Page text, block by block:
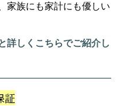
家族にも家計にも優しい
詳しくこちらでご紹介し
証